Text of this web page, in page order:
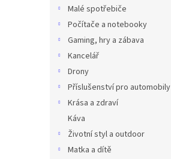
Malé spotřebiče
Počítače a notebooky
Gaming, hry a zábava
Kancelář
Drony
Příslušenství pro automobily
Krása a zdraví
Káva
Životní styl a outdoor
Matka a dítě